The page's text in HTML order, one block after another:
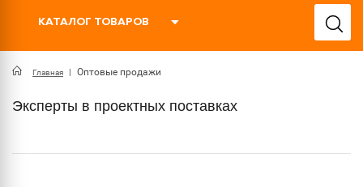
КАТАЛОГ ТОВАРОВ
Главная Оптовые продажи
Эксперты в проектных поставках